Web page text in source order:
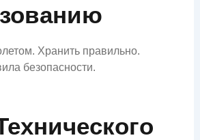
Хранить правильно.
безопасности.